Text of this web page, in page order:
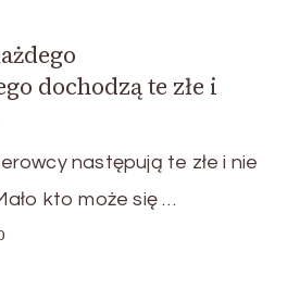
dochodzą te złe i
następują te złe i nie
kto może się …